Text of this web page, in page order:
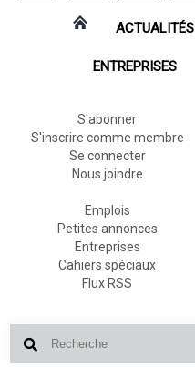
ACTUALITÉS
ENTREPRISES
S'abonner
S'inscrire comme membre
Se connecter
Nous joindre
Emplois
Petites annonces
Entreprises
Cahiers spéciaux
Flux RSS